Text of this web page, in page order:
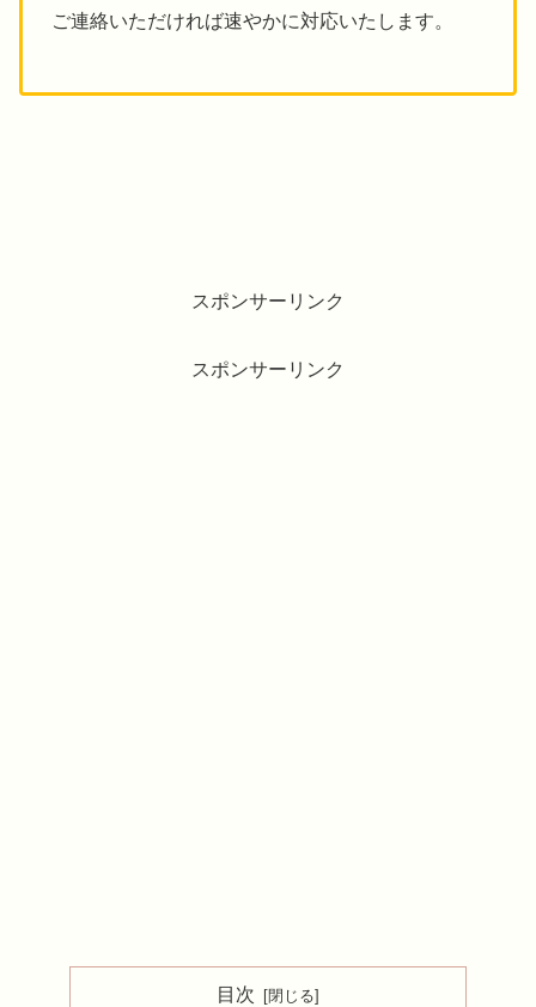
ご連絡いただければ速やかに対応いたします。
スポンサーリンク
スポンサーリンク
目次